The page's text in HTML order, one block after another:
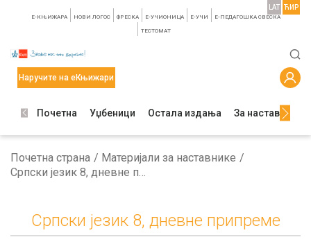
E-КЊИЖАРА НОВИ ЛОГОС ФРЕСКА E-УЧИОНИЦА E-УЧИ Е-ПЕДАГОШКА СВЕСКА
TЕСТОМАТ
LAT ЋИР
Наручите на еКњижари
Почетна Уџбеници Остала издања За наставнике
Почетна страна
Материјали за наставнике
Српски језик 8, дневне припреме
Српски језик 8, дневне припреме